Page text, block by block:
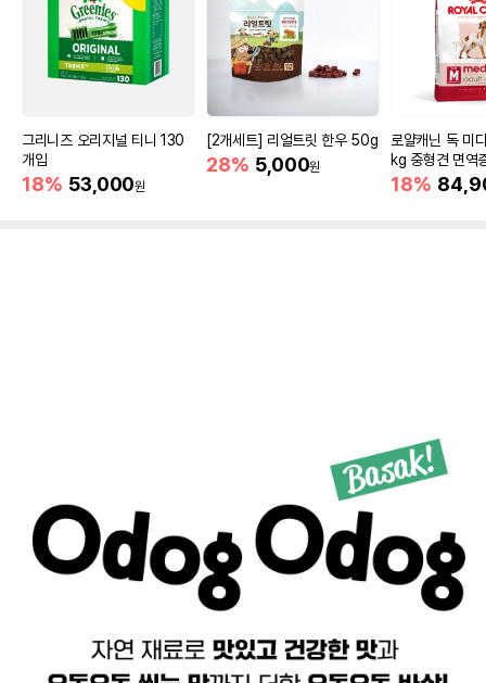
그리니즈 오리지널 티니 130
개입
18% 53,000원
[2개세트] 리얼트릿 한우 50g
28% 5,000원
로얄캐닌 독 미
kg 중형견 면역
18%